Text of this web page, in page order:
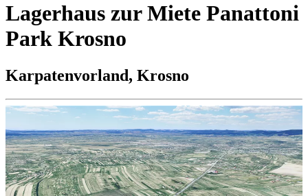
Lagerhaus zur Miete Panattoni
Park Krosno
Karpatenvorland, Krosno